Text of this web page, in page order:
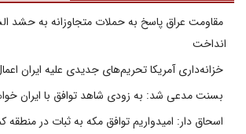
مقاومت عراق پاسخ به حملات متجاوزانه به حشد
انداخت
خزانه‌داری آمریکا تحریم‌های جدیدی علیه ایران
بسنت مدعی شد: به زودی شاهد توافق با ایران
اسحاق دار: امیدواریم توافق مکه به ثبات در منطقه